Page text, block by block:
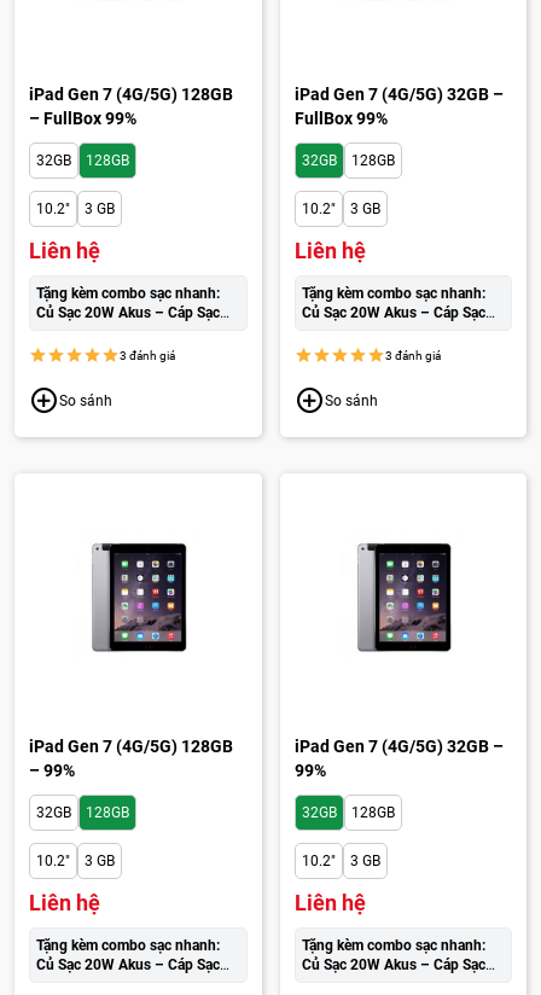
iPad Gen 7 (4G/5G) 128GB
– FullBox 99%
32GB 128GB
10.2" 3 GB
Liên hệ
Tặng kèm combo sạc nhanh:
Củ Sạc 20W Akus – Cáp Sạc
3 đánh giá
So sánh
iPad Gen 7 (4G/5G) 32GB –
FullBox 99%
32GB 128GB
10.2" 3 GB
Liên hệ
Tặng kèm combo sạc nhanh:
Củ Sạc 20W Akus – Cáp Sạc
3 đánh giá
So sánh
iPad Gen 7 (4G/5G) 128GB
– 99%
32GB 128GB
10.2" 3 GB
Liên hệ
Tặng kèm combo sạc nhanh:
Củ Sạc 20W Akus – Cáp Sạc
iPad Gen 7 (4G/5G) 32GB –
99%
32GB 128GB
10.2" 3 GB
Liên hệ
Tặng kèm combo sạc nhanh:
Củ Sạc 20W Akus – Cáp Sạc